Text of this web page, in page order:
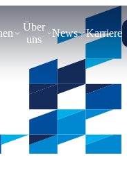
Über
uns
News Karriere